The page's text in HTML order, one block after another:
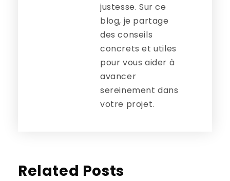
justesse. Sur ce
blog, je partage
des conseils
concrets et utiles
pour vous aider à
avancer
sereinement dans
votre projet.
Related Posts